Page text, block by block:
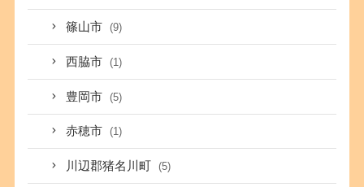
篠山市 (9)
西脇市 (1)
豊岡市 (5)
赤穂市 (1)
川辺郡猪名川町 (5)